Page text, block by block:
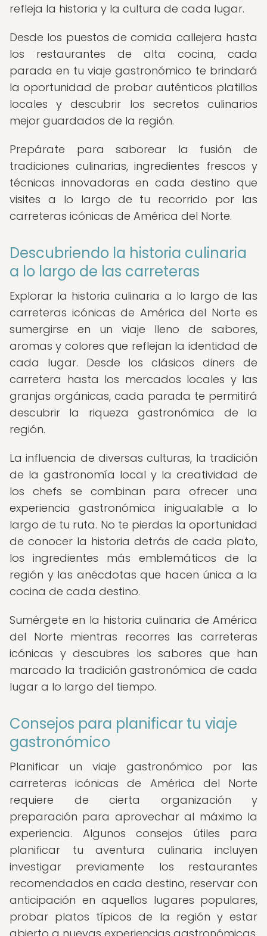
refleja la historia y la cultura de cada lugar.
Desde los puestos de comida callejera hasta
los restaurantes de alta cocina, cada
parada en tu viaje gastronómico te brindará
la oportunidad de probar auténticos platillos
locales y descubrir los secretos culinarios
mejor guardados de la región.
Prepárate para saborear la fusión de
tradiciones culinarias, ingredientes frescos y
técnicas innovadoras en cada destino que
visites a lo largo de tu recorrido por las
carreteras icónicas de América del Norte.
Descubriendo la historia culinaria
a lo largo de las carreteras
Explorar la historia culinaria a lo largo de las
carreteras icónicas de América del Norte es
sumergirse en un viaje lleno de sabores,
aromas y colores que reflejan la identidad de
cada lugar. Desde los clásicos diners de
carretera hasta los mercados locales y las
granjas orgánicas, cada parada te permitirá
descubrir la riqueza gastronómica de la
región.
La influencia de diversas culturas, la tradición
de la gastronomía local y la creatividad de
los chefs se combinan para ofrecer una
experiencia gastronómica inigualable a lo
largo de tu ruta. No te pierdas la oportunidad
de conocer la historia detrás de cada plato,
los ingredientes más emblemáticos de la
región y las anécdotas que hacen única a la
cocina de cada destino.
Sumérgete en la historia culinaria de América
del Norte mientras recorres las carreteras
icónicas y descubres los sabores que han
marcado la tradición gastronómica de cada
lugar a lo largo del tiempo.
Consejos para planificar tu viaje
gastronómico
Planificar un viaje gastronómico por las
carreteras icónicas de América del Norte
requiere de cierta organización y
preparación para aprovechar al máximo la
experiencia. Algunos consejos útiles para
planificar tu aventura culinaria incluyen
investigar previamente los restaurantes
recomendados en cada destino, reservar con
anticipación en aquellos lugares populares,
probar platos típicos de la región y estar